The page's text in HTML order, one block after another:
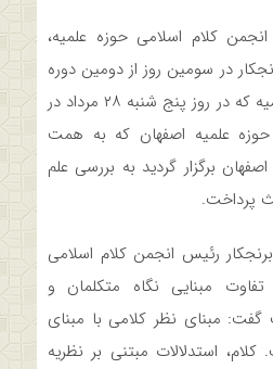
کلام اسلامی حوزه علمیه،
در سومین روز از دومین دوره
مدرسه تابستانی کلام امامیه که در روز پنج شنبه ۲۸ مرداد در
حوزه علمیه اصفهان که به همت
برگزار گردید به بررسی علم
پرداخت.
رئیس انجمن کلام اسلامی
مبنایی نگاه متکلمان و
مبنای نظر کلامی با مبنای
استدلالات مبتنی بر نظریه